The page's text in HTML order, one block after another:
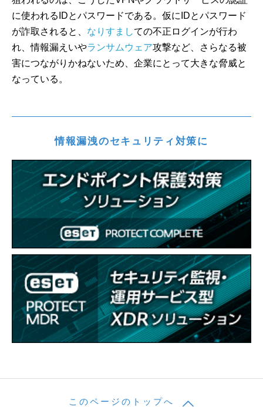
に使われるIDとパスワードである。仮にIDとパスワード
が詐取されると、 なりすましての不正ログインが行わ
れ、情報漏えいやランサムウェア攻撃など、さらなる被
害につながりかねないため、企業にとって大きな脅威と
なっている。
情報漏洩のセキュリティ対策に
このページのトップへ